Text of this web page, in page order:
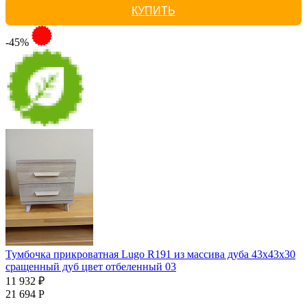
КУПИТЬ
-45%
Тумбочка прикроватная Lugo R191 из массива дуба 43х43х30
сращенный дуб цвет отбеленный 03
11 932 ₽
21 694 Р